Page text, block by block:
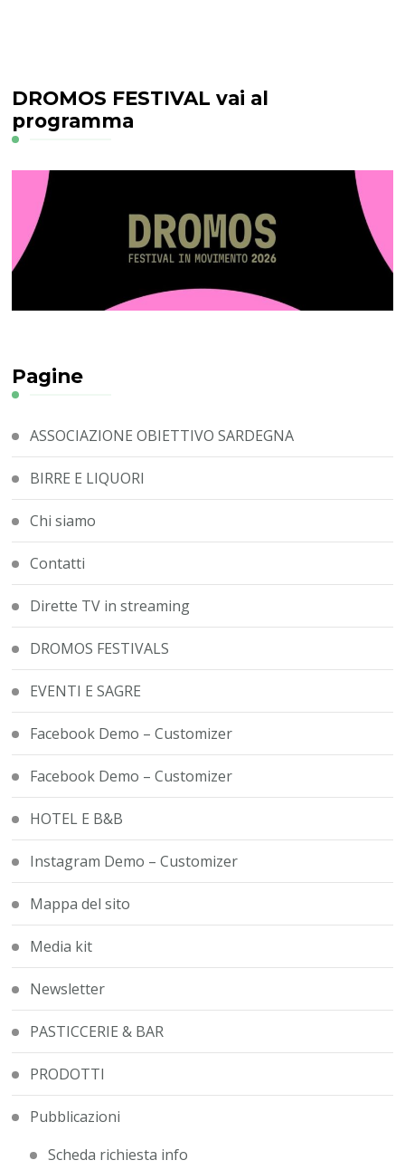
DROMOS FESTIVAL vai al
programma
Pagine
ASSOCIAZIONE OBIETTIVO SARDEGNA
BIRRE E LIQUORI
Chi siamo
Contatti
Dirette TV in streaming
DROMOS FESTIVALS
EVENTI E SAGRE
Facebook Demo – Customizer
Facebook Demo – Customizer
HOTEL E B&B
Instagram Demo – Customizer
Mappa del sito
Media kit
Newsletter
PASTICCERIE & BAR
PRODOTTI
Pubblicazioni
Scheda richiesta info